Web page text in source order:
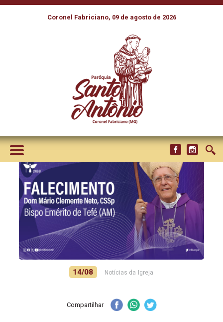
Coronel Fabriciano, 09 de agosto de 2026
FALECEU DOM MÁRIO
CLEMENTE NETO, BISPO
PRELADO EMÉRITO DE TEFÉ,
AOS 84 ANOS
14/08 Notícias da Igreja
Compartilhar